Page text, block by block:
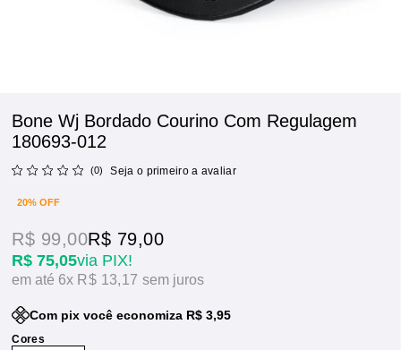
Bone Wj Bordado Courino Com Regulagem
180693-012
(0) Seja o primeiro a avaliar
20% OFF
R$ 75,05via PIX!
R$ 99,00R$ 79,00
6x R$ 13,17sem juros
Com pix você economiza R$ 3,95